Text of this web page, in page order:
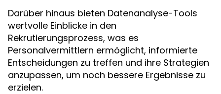
Darüber hinaus bieten Datenanalyse-Tools
wertvolle Einblicke in den
Rekrutierungsprozess, was es
Personalvermittlern ermöglicht, informierte
Entscheidungen zu treffen und ihre Strategien
anzupassen, um noch bessere Ergebnisse zu
erzielen.